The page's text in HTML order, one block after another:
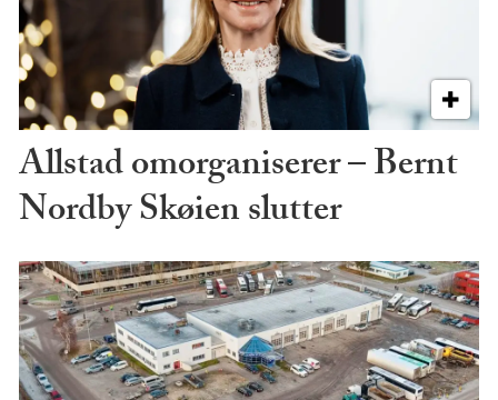
Allstad omorganiserer – Bernt
Nordby Skøien slutter